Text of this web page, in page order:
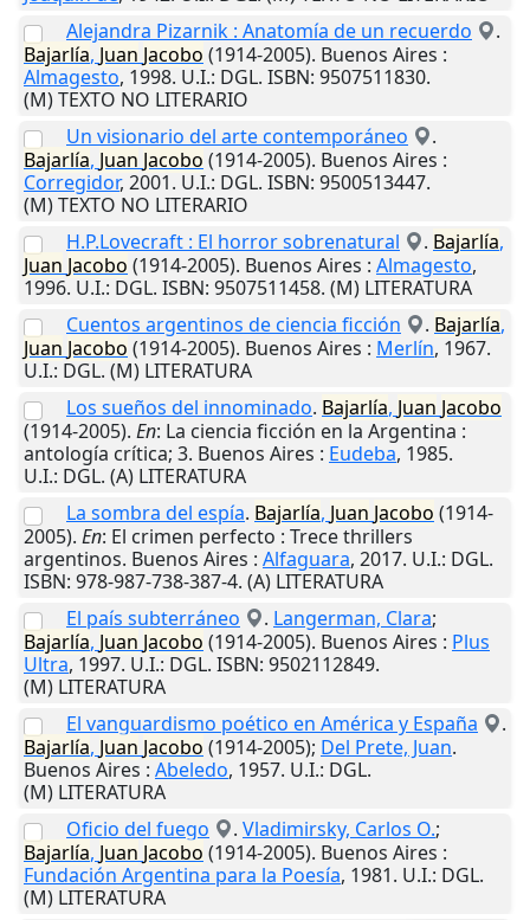
Alejandra Pizarnik : Anatomía de un recuerdo
.
Bajarlía, Juan Jacobo (1914-2005). Buenos Aires :
Almagesto, 1998. U.I.: DGL. ISBN: 9507511830.
(M) TEXTO NO LITERARIO
Un visionario del arte contemporáneo
.
Bajarlía, Juan Jacobo (1914-2005). Buenos Aires :
Corregidor, 2001. U.I.: DGL. ISBN: 9500513447.
(M) TEXTO NO LITERARIO
H.P.Lovecraft : El horror sobrenatural
. Bajarlía,
Juan Jacobo (1914-2005). Buenos Aires : Almagesto,
1996. U.I.: DGL. ISBN: 9507511458. (M) LITERATURA
Cuentos argentinos de ciencia ficción
. Bajarlía,
Juan Jacobo (1914-2005). Buenos Aires : Merlín, 1967.
U.I.: DGL. (M) LITERATURA
Los sueños del innominado. Bajarlía, Juan Jacobo
(1914-2005). En: La ciencia ficción en la Argentina :
antología crítica; 3. Buenos Aires : Eudeba, 1985.
U.I.: DGL. (A) LITERATURA
La sombra del espía. Bajarlía, Juan Jacobo (1914-
2005). En: El crimen perfecto : Trece thrillers
argentinos. Buenos Aires : Alfaguara, 2017. U.I.: DGL.
ISBN: 978-987-738-387-4. (A) LITERATURA
El país subterráneo
. Langerman, Clara;
Bajarlía, Juan Jacobo (1914-2005). Buenos Aires : Plus
Ultra, 1997. U.I.: DGL. ISBN: 9502112849.
(M) LITERATURA
El vanguardismo poético en América y España
.
Bajarlía, Juan Jacobo (1914-2005); Del Prete, Juan.
Buenos Aires : Abeledo, 1957. U.I.: DGL.
(M) LITERATURA
Oficio del fuego
. Vladimirsky, Carlos O.;
Bajarlía, Juan Jacobo (1914-2005). Buenos Aires :
Fundación Argentina para la Poesía, 1981. U.I.: DGL.
(M) LITERATURA